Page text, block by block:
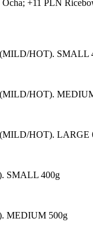
+11 PLN
(MILD/HOT). SMALL
(MILD/HOT).
(MILD/HOT). LARGE
SMALL 400g
MEDIUM 500g